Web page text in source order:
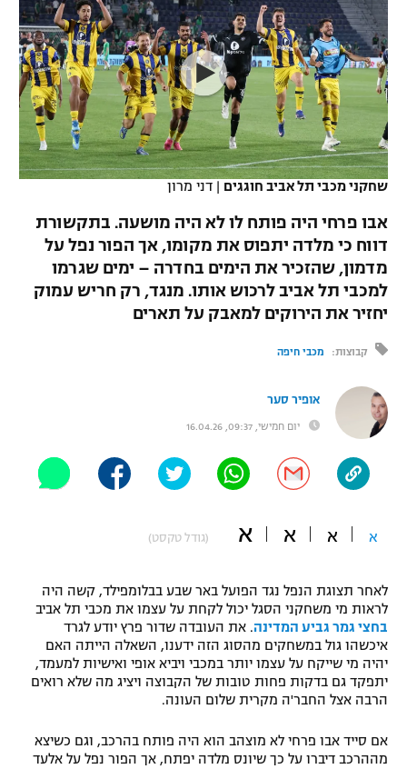
VOD
רץ ברשת
תוצאות
לוח שידורים
ברחבה
"מחצית בשכונה" – פודקאסט
משתתפים וזוכים בפרסים
תקנון משתתפים וזוכים בפרסים
תקנון עבור פעילות אלקטרה
תקנון עבור פעילות ספורט 1 – "מרלן"
גיימינג E-Sports
תנאי שימוש
מדיניות פרטיות
נבחרת ישראל
מכבי חיפה
בית"ר ירושלים
מכבי תל אביב
הפועל תל אביב
הפועל חיפה
הפועל באר שבע
ליגה ספרדית
ליגה איטלקית
ליגה צרפתית
ליגה הולנדית
ליגה טורקית
ליגות נוספות
כדורסל נשים
מכבי תל אביב
הפועל חולון
הפועל ירושלים
דני אבדיה
יורוליג
יורוקאפ
טניס
כדוריד
כדורעף
שחייה
ג'ודו
אגרוף
ספורט אולימפי
UFC
היאבקות WWE
ספורט מוטורי
כדורמים
ספורט אתגרי ואקסטרים
אומנויות לחימה
גיימינג E-Sports
שחקני מכבי תל אביב חוגגים | דני מרון
אבו פרחי היה פותח לו לא היה מושעה. בתקשורת
דווח כי מלדה יתפוס את מקומו, אך הפור נפל על
מדמון, שהזכיר את הימים בחדרה – ימים שגרמו
למכבי תל אביב לרכוש אותו. מנגד, רק חריש עמוק
יחזיר את הירוקים למאבק על תארים
קבוצות: מכבי חיפה
אופיר סער
יום חמישי, 09:37, 16.04.26
א א א א (גודל טקסט)
לאחר תצוגת הנפל נגד הפועל באר שבע בבלומפילד, קשה היה
לראות מי משחקני הסגל יכול לקחת על עצמו את מכבי תל אביב
בחצי גמר גביע המדינה. את העובדה שדור פרץ יודע לגרד
איכשהו גול במשחקים מהסוג הזה ידענו, השאלה הייתה האם
יהיה מי שייקח על עצמו יותר במכבי ויביא אופי ואישיות למעמד,
יתפקד גם בדקות פחות טובות של הקבוצה ויציג מה שלא רואים
הרבה אצל החבר'ה מקרית שלום העונה.
אם סייד אבו פרחי לא מוצהב הוא היה פותח בהרכב, וגם כשיצא
מההרכב דיברו על כך שיונס מלדה יפתח, אך הפור נפל על אלעד